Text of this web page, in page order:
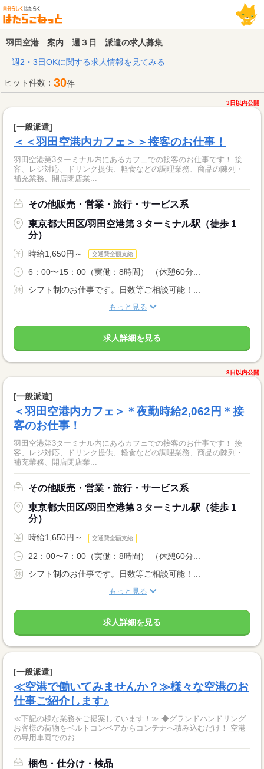
羽田空港 案内 週３日 派遣の求人募集
週2・3日OKに関する求人情報を見てみる
ヒット件数： 30件
3日以内公開
[一般派遣]
＜＜羽田空港内カフェ＞＞接客のお仕事！
羽田空港第3ターミナル内にあるカフェでの接客のお仕事です！ 接
客、レジ対応、ドリンク提供、軽食などの調理業務、商品の陳列・
補充業務、開店閉店業...
その他販売・営業・旅行・サービス系
東京都大田区/羽田空港第３ターミナル駅（徒歩 1
分）
時給1,650円～ 交通費全額支給
6：00〜15：00（実働：8時間） （休憩60分...
シフト制のお仕事です。日数等ご相談可能！...
もっと見る
求人詳細を見る
3日以内公開
[一般派遣]
＜羽田空港内カフェ＞＊夜勤時給2,062円＊接
客のお仕事！
羽田空港第3ターミナル内にあるカフェでの接客のお仕事です！ 接
客、レジ対応、ドリンク提供、軽食などの調理業務、商品の陳列・
補充業務、開店閉店業...
その他販売・営業・旅行・サービス系
東京都大田区/羽田空港第３ターミナル駅（徒歩 1
分）
時給1,650円～ 交通費全額支給
22：00〜7：00（実働：8時間） （休憩60分...
シフト制のお仕事です。日数等ご相談可能！...
もっと見る
求人詳細を見る
[一般派遣]
≪空港で働いてみませんか？≫様々な空港のお
仕事ご紹介します♪
≪下記の様な業務をご提案しています！≫ ◆グランドハンドリング
お客様の荷物をベルトコンベアからコンテナへ積み込むだけ！ 空港
の専用車両でのお...
梱包・仕分け・検品